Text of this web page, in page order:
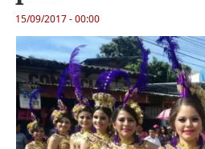
15/09/2017 - 00:00